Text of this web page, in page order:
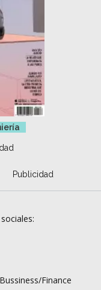
Publicidad
Finance